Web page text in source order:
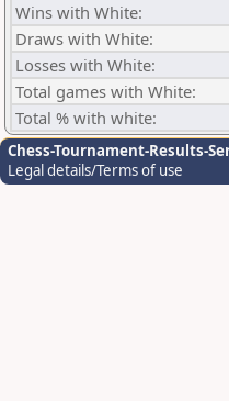
Wins with White:
Draws with White:
Losses with White:
Total games with White:
Total % with white:
Chess-Tournament-Results-
Legal details/Terms of use